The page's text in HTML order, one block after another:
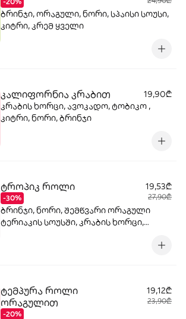
ბრინჯი, ორაგული, ნორი, სპაისი სოუსი,
კიტრი, კრემ ყველი
კალიფორნია კრაბით
19,90₾
კრაბის ხორცი, ავოკადო, ტობიკო ,
კიტრი, ნორი, ბრინჯი
ტროპიკ როლი
-30%
19,53₾
27,90₾
ბრინჯი, ნორი, შემწვარი ორაგული
ტერიაკის სოუსში, კრაბის ხორცი,
ტემპურა როლი
ორაგულით
-20%
19,12₾
23,90₾